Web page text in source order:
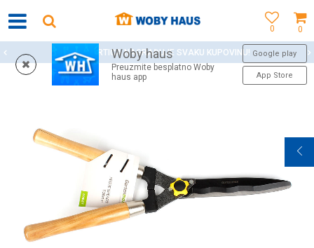
0
0
Woby haus
Preuzmite besplatno Woby
haus app
Google play
App Store
WOBY KARTICA NAGRAĐUJE SVAKU KUPOVINU!